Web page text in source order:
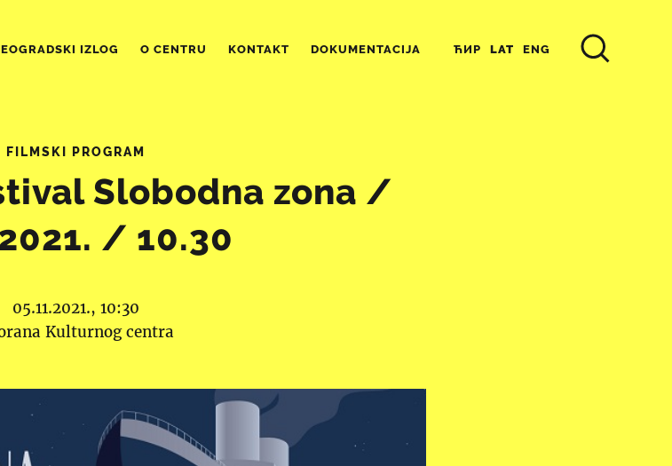
IZLOG O CENTRU KONTAKT DOKUMENTACIJA ЋИР LAT ENG
FILMSKI PROGRAM
Slobodna zona /
/ 10.30
05.11.2021., 10:30
Kulturnog centra